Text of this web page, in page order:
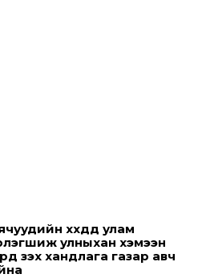
хүүхдүүд улам
улныхан хэмээн
үзэх хандлага газар авч